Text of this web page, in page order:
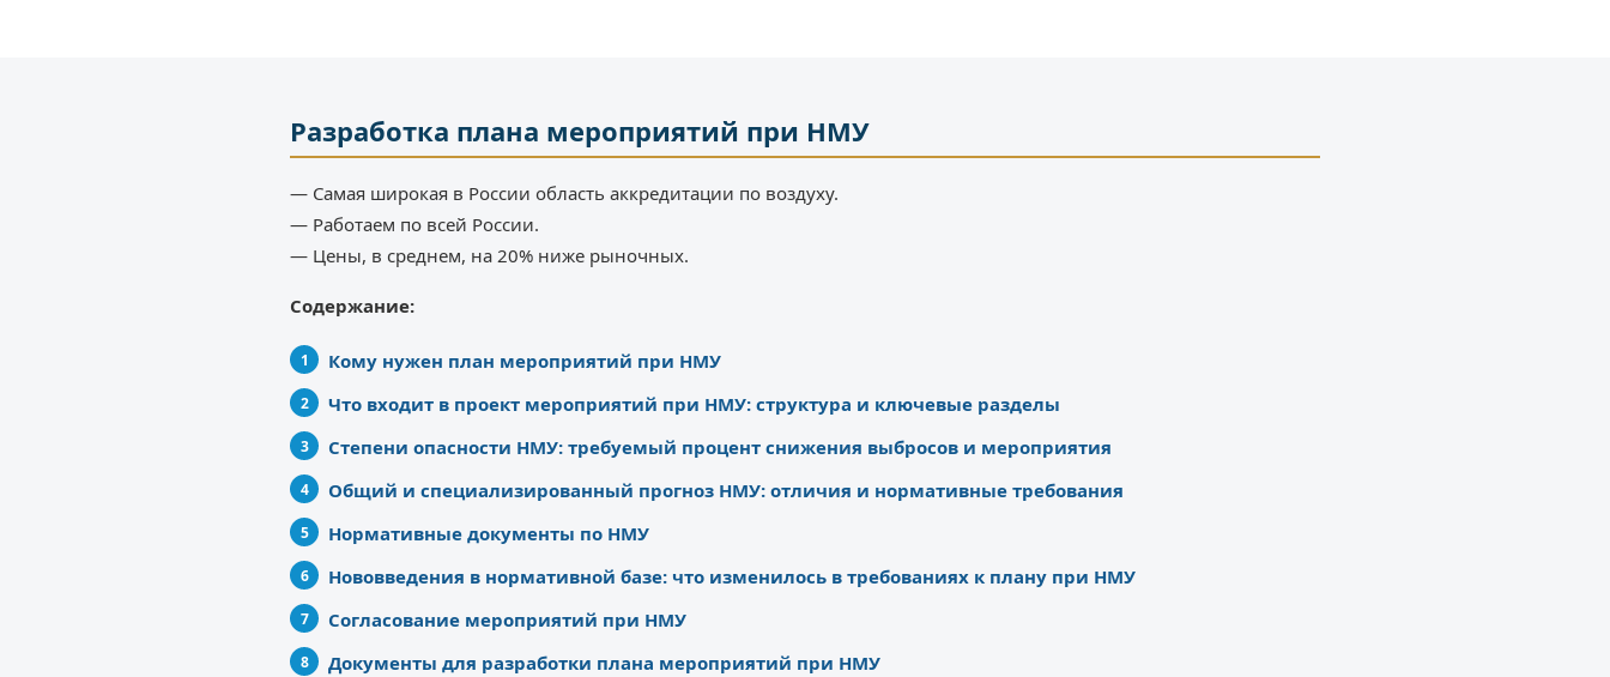
Разработка плана мероприятий при НМУ
— Самая широкая в России область аккредитации по воздуху.
— Работаем по всей России.
— Цены, в среднем, на 20% ниже рыночных.
Содержание:
Кому нужен план мероприятий при НМУ
Что входит в проект мероприятий при НМУ: структура и ключевые разделы
Степени опасности НМУ: требуемый процент снижения выбросов и мероприятия
Общий и специализированный прогноз НМУ: отличия и нормативные требования
Нормативные документы по НМУ
Нововведения в нормативной базе: что изменилось в требованиях к плану при НМУ
Согласование мероприятий при НМУ
Документы для разработки плана мероприятий при НМУ